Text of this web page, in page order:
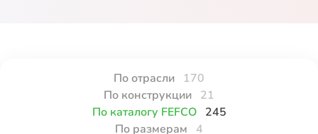
По отрасли
170
По конструкции 21
По каталогу FEFCO
245
По размерам
4